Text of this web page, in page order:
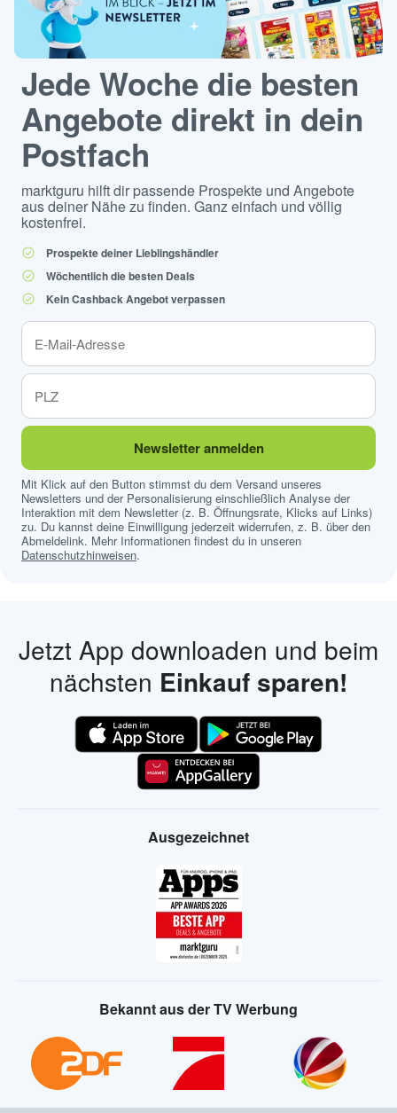
Jede Woche die besten
Angebote direkt in dein
Postfach
marktguru hilft dir passende Prospekte und Angebote
aus deiner Nähe zu finden. Ganz einfach und völlig
kostenfrei.
Prospekte deiner Lieblingshändler
Wöchentlich die besten Deals
Kein Cashback Angebot verpassen
Newsletter anmelden
Mit Klick auf den Button stimmst du dem Versand unseres
Newsletters und der Personalisierung einschließlich Analyse der
Interaktion mit dem Newsletter (z. B. Öffnungsrate, Klicks auf Links)
zu. Du kannst deine Einwilligung jederzeit widerrufen, z. B. über den
Abmeldelink. Mehr Informationen findest du in unseren
Datenschutzhinweisen.
Jetzt App downloaden und beim
nächsten Einkauf sparen!
Ausgezeichnet
Bekannt aus der TV Werbung